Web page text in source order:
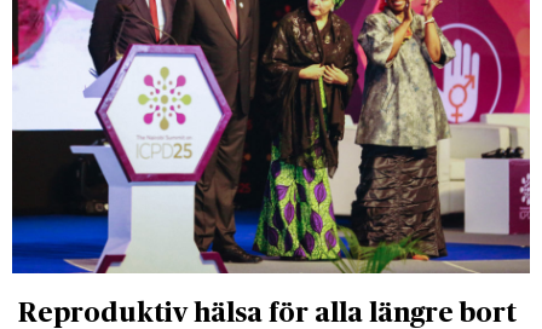
Reproduktiv hälsa för alla längre bort